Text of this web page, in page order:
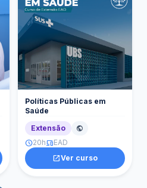
Políticas Públicas em
Saúde
Extensão
public
schedule20hdevicesEAD
open_in_newVer curso